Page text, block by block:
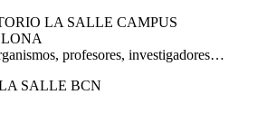
LA SALLE CAMPUS
profesores, investigadores…
SALLE BCN